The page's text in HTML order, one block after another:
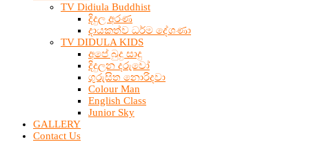
TV Didiula Buddhist
දිදුල අරණ
දායකත්ව ධර්ම දේශණා
TV DIDULA KIDS
අපේ බුදු සාදු
දිදුලන දරුවෝ
ගුරුසිත නොරිදවා
Colour Man
English Class
Junior Sky
GALLERY
Contact Us